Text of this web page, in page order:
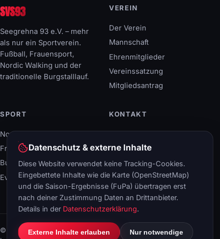
SVS93
Seegrehna 93 e.V. – mehr
als nur ein Sportverein.
Fußball, Frauensport,
Nordic Walking und der
traditionelle Burgstalllauf.
VEREIN
Der Verein
Mannschaft
Ehrenmitglieder
Vereinssatzung
Mitgliedsantrag
SPORT
Nordic Walking
Frauensport
Burgstalllauf
Events & Termine
KONTAKT
Breitscheidstraße 40
06886 Lutherstadt
+49 (34 91) 408 66-0
info@svs93.de
© 2026 SV Seegrehna 93 e.V.
Datenschutz & externe Inhalte
Diese Website verwendet keine Tracking-Cookies.
Eingebettete Inhalte wie die Karte (OpenStreetMap)
und die Saison-Ergebnisse (FuPa) übertragen erst
nach deiner Zustimmung Daten an Drittanbieter.
Details in der Datenschutzerklärung.
Externe Inhalte erlauben Nur notwendige